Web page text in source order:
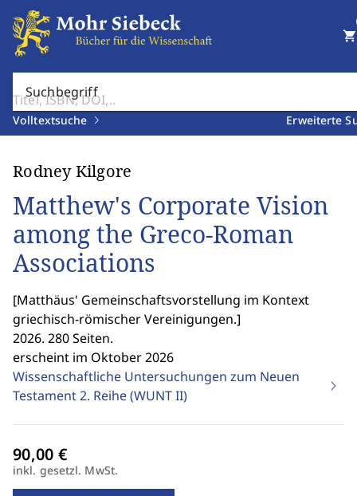
Suchbegriff
Volltextsuche Erweiterte
shopping_cart
Rodney Kilgore
Matthew's Corporate Vision
among the Greco-Roman
Associations
[Matthäus' Gemeinschaftsvorstellung im Kontext
griechisch-römischer Vereinigungen.]
2026. 280 Seiten.
erscheint im Oktober 2026
Wissenschaftliche Untersuchungen zum Neuen
Testament 2. Reihe (WUNT II)
inkl. gesetzl. MwSt.